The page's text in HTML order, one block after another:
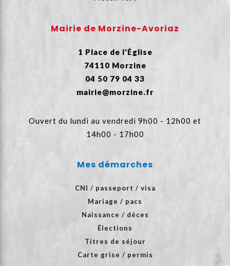
Mairie de Morzine-Avoriaz
1 Place de l'Église
74110 Morzine
04 50 79 04 33
mairie@morzine.fr
Ouvert du lundi au vendredi 9h00 - 12h00 et
14h00 - 17h00
Mes démarches
CNI / passeport / visa
Mariage / pacs
Naissance / déces
Élections
Titres de séjour
Carte grise / permis